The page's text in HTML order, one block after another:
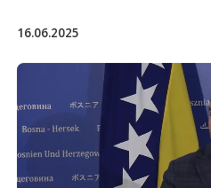
16.06.2025